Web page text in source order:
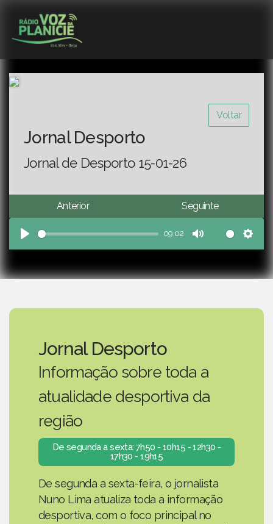
Voltar
Jornal Desporto
Jornal de Desporto 15-01-26
Anterior Seguinte
Play
09:02
Mute
Jornal Desporto
Informação sobre toda a
atualidade desportiva da
região
De segunda a sexta: 7h50 - 10h15 - 12h30 -
17h30 - 19h15
De segunda a sexta-feira, o jornalista
Nuno Lima atualiza toda a informação
desportiva, com o foco principal no